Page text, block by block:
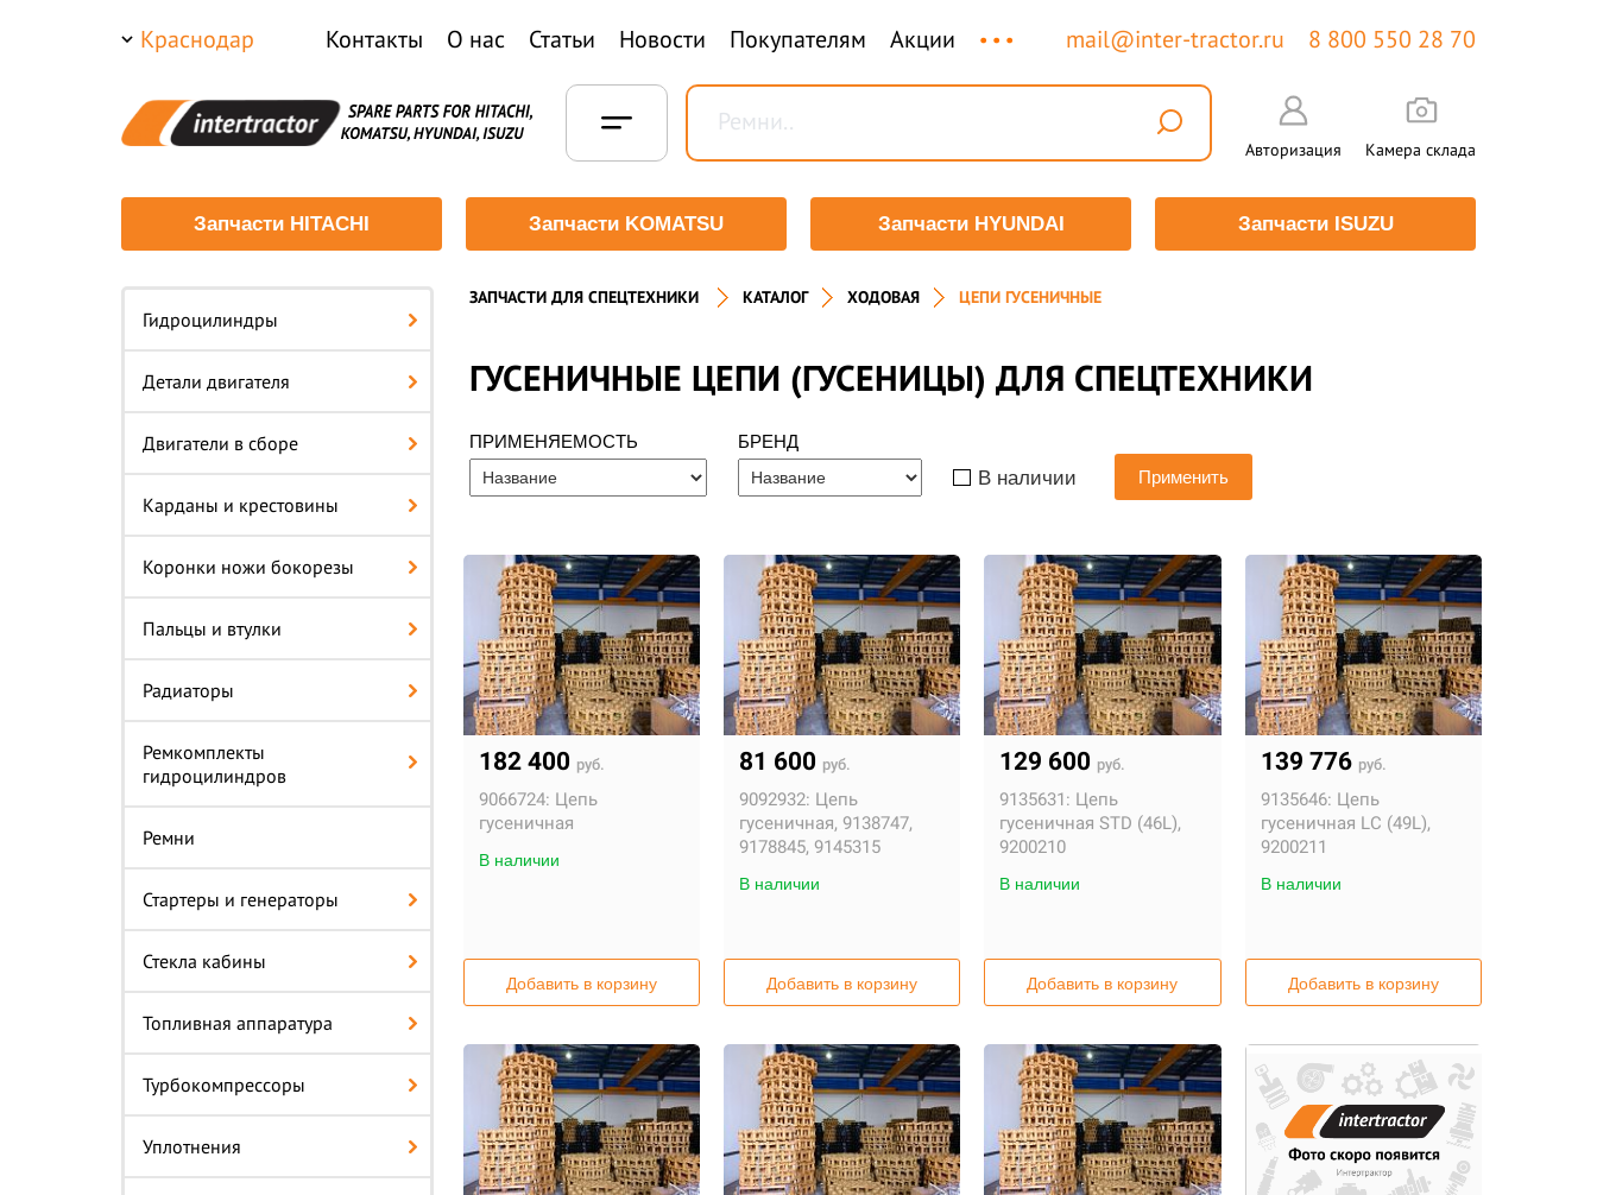
Краснодар Контакты О нас Статьи Новости Покупателям Акции ... mail@inter-tractor.ru 8 800 550 28 70
Авторизация Камера склада
Запчасти HITACHI Запчасти KOMATSU Запчасти HYUNDAI Запчасти ISUZU
Гидроцилиндры
Детали двигателя
Двигатели в сборе
Карданы и крестовины
Коронки ножи бокорезы
Пальцы и втулки
Радиаторы
Ремкомплекты
гидроцилиндров
Ремни
Стартеры и генераторы
Стекла кабины
Топливная аппаратура
Турбокомпрессоры
Уплотнения
ЗАПЧАСТИ ДЛЯ СПЕЦТЕХНИКИ КАТАЛОГ ХОДОВАЯ ЦЕПИ ГУСЕНИЧНЫЕ
ГУСЕНИЧНЫЕ ЦЕПИ (ГУСЕНИЦЫ) ДЛЯ СПЕЦТЕХНИКИ
ПРИМЕНЯЕМОСТЬ БРЕНД
В наличии Применить
182 400 руб.
9066724: Цепь
гусеничная
В наличии
Добавить в корзину
81 600 руб.
9092932: Цепь
гусеничная, 9138747,
9178845, 9145315
В наличии
Добавить в корзину
129 600 руб.
9135631: Цепь
гусеничная STD (46L),
9200210
В наличии
Добавить в корзину
139 776 руб.
9135646: Цепь
гусеничная LC (49L),
9200211
В наличии
Добавить в корзину